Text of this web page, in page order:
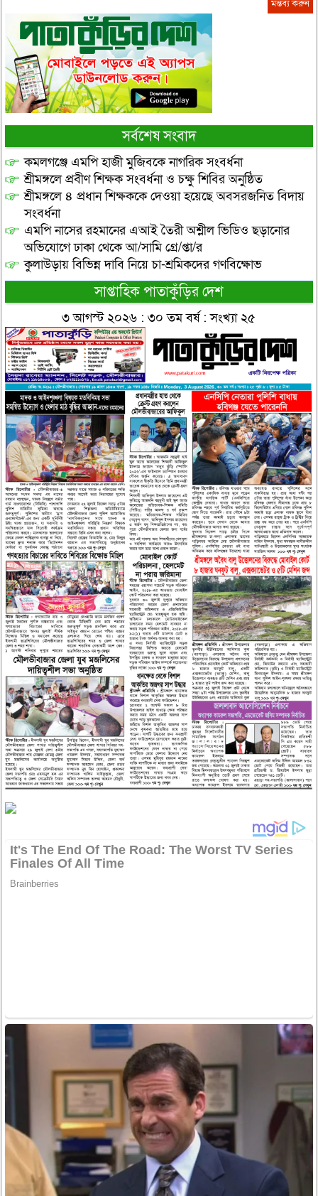
সর্বশেষ সংবাদ
কমলগঞ্জে এমপি হাজী মুজিবকে নাগরিক সংবর্ধনা
শ্রীমঙ্গলে প্রবীণ শিক্ষক সংবর্ধনা ও চক্ষু শিবির অনুষ্ঠিত
শ্রীমঙ্গলে ৪ প্রধান শিক্ষককে দেওয়া হয়েছে অবসরজনিত বিদায়
সংবর্ধনা
এমপি নাসের রহমানের এআই তৈরী অশ্লীল ভিডিও ছড়ানোর
অভিযোগে ঢাকা থেকে আ/সামি গ্রে/প্তা/র
কুলাউড়ায় বিভিন্ন দাবি নিয়ে চা-শ্রমিকদের গণবিক্ষোভ
সাপ্তাহিক পাতাকুঁড়ির দেশ
৩ আগস্ট ২০২৬ : ৩০ তম বর্ষ : সংখ্যা ২৫